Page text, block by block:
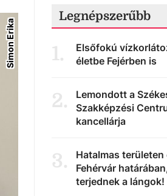
Simon Erika
Legnépszerűbb
1.
Elsőfokú
életbe Fejérben is
2.
Lemondott a
Szakképzési
kancellárja
3.
Hatalmas területen
Fehérvár
terjednek a lángok!